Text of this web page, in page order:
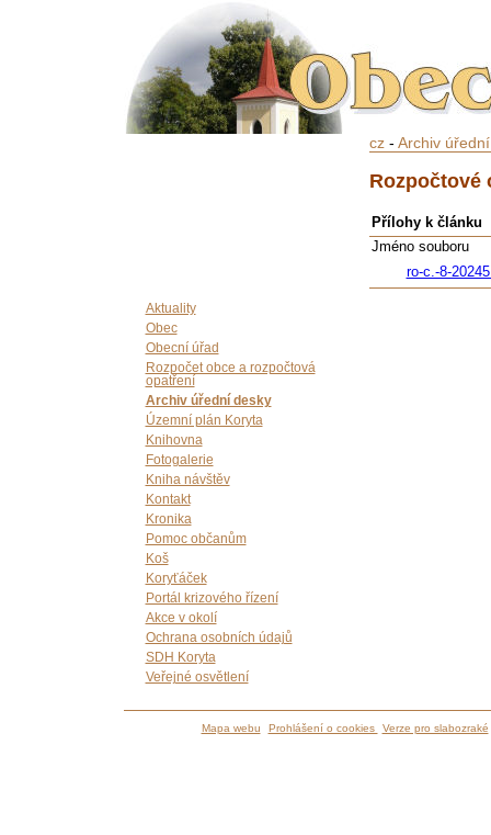
Aktuality
Obec
Obecní úřad
Rozpočet obce a rozpočtová
opatření
Archiv úřední desky
Územní plán Koryta
Knihovna
Fotogalerie
Kniha návštěv
Kontakt
Kronika
Pomoc občanům
Koš
Koryťáček
Portál krizového řízení
Akce v okolí
Ochrana osobních údajů
SDH Koryta
Veřejné osvětlení
cz- Archiv
Rozpočtové
Přílohy k článku
Jméno souboru
ro-c.-8-
Mapa webu Prohlášení o cookies Verze pro slabozraké